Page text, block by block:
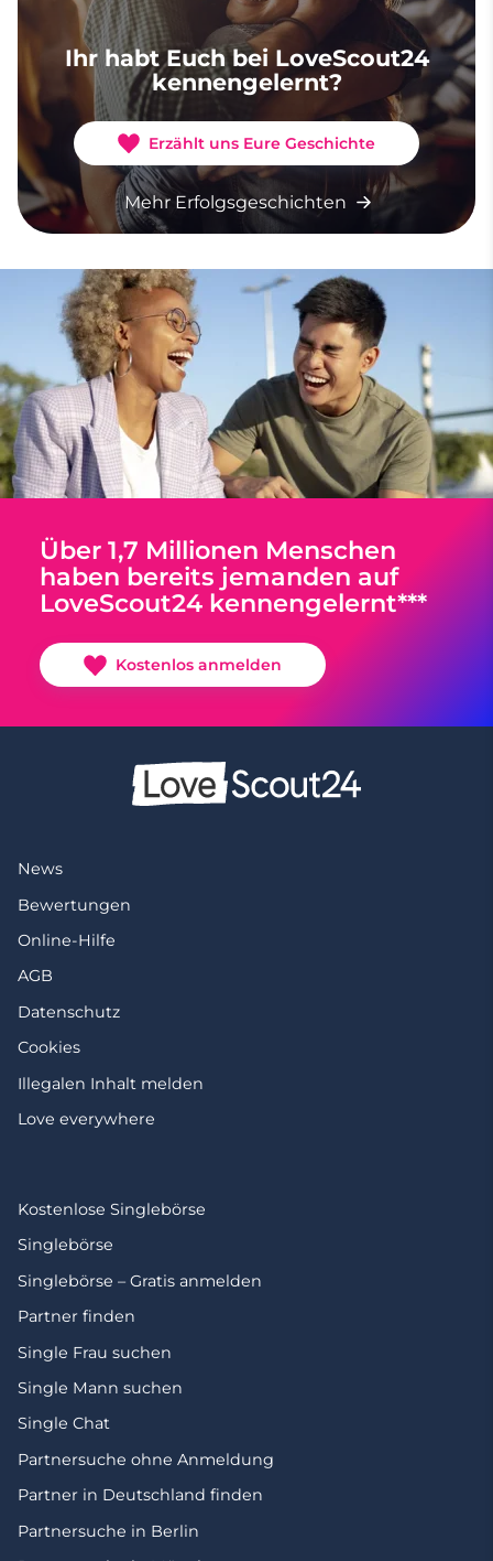
Ihr habt Euch bei LoveScout24
kennengelernt?
Erzählt uns Eure Geschichte
Mehr Erfolgsgeschichten
Über 1,7 Millionen Menschen
haben bereits jemanden auf
LoveScout24 kennengelernt***
Kostenlos anmelden
News
Bewertungen
Online-Hilfe
AGB
Datenschutz
Cookies
Illegalen Inhalt melden
Love everywhere
Kostenlose Singlebörse
Singlebörse
Singlebörse – Gratis anmelden
Partner finden
Single Frau suchen
Single Mann suchen
Single Chat
Partnersuche ohne Anmeldung
Partner in Deutschland finden
Partnersuche in Berlin